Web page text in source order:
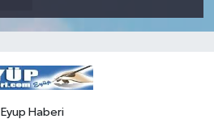
Eyup Haberi